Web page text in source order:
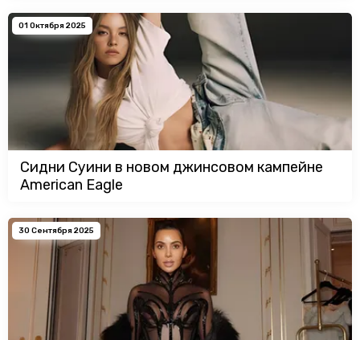
01 Октября 2025
Сидни Суини в новом джинсовом кампейне
American Eagle
30 Сентября 2025